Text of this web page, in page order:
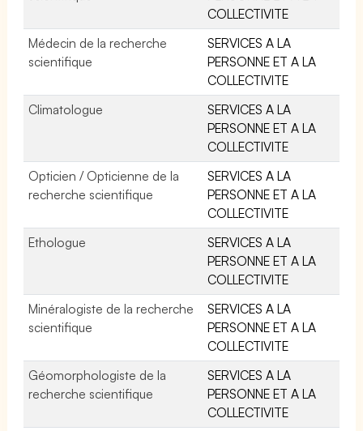
COLLECTIVITE
Médecin de la recherche
scientifique
SERVICES A LA
PERSONNE ET A LA
COLLECTIVITE
Climatologue
SERVICES A LA
PERSONNE ET A LA
COLLECTIVITE
Opticien / Opticienne de la
recherche scientifique
SERVICES A LA
PERSONNE ET A LA
COLLECTIVITE
Ethologue
SERVICES A LA
PERSONNE ET A LA
COLLECTIVITE
Minéralogiste de la recherche
scientifique
SERVICES A LA
PERSONNE ET A LA
COLLECTIVITE
Géomorphologiste de la
recherche scientifique
SERVICES A LA
PERSONNE ET A LA
COLLECTIVITE